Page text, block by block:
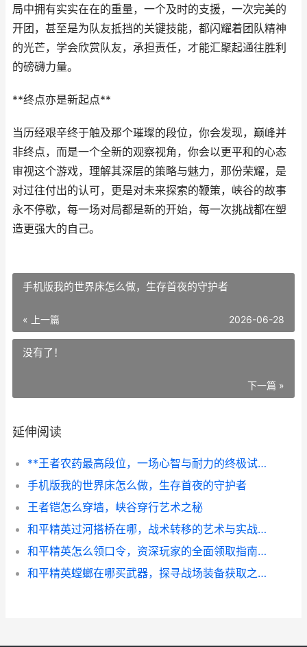
局中拥有实实在在的重量，一个及时的支援，一次完美的
开团，甚至是为队友抵挡的关键技能，都闪耀着团队精神
的光芒，学会欣赏队友，承担责任，才能汇聚起通往胜利
的磅礴力量。
**终点亦是新起点**
当历经艰辛终于触及那个璀璨的段位，你会发现，巅峰并
非终点，而是一个全新的观察视角，你会以更平和的心态
审视这个游戏，理解其深层的策略与魅力，那份荣耀，是
对过往付出的认可，更是对未来探索的鞭策，峡谷的故事
永不停歇，每一场对局都是新的开始，每一次挑战都在塑
造更强大的自己。
手机版我的世界床怎么做，生存首夜的守护者
« 上一篇 2026-06-28
没有了！
下一篇 »
延伸阅读
**王者农药最高段位，一场心智与耐力的终极试炼**
手机版我的世界床怎么做，生存首夜的守护者
王者铠怎么穿墙，峡谷穿行艺术之秘
和平精英过河搭桥在哪，战术转移的艺术与实战寻踪
和平精英怎么领口令，资深玩家的全面领取指南，副标题，轻松获取福利提升游戏体验
和平精英螳螂在哪买武器，探寻战场装备获取之道